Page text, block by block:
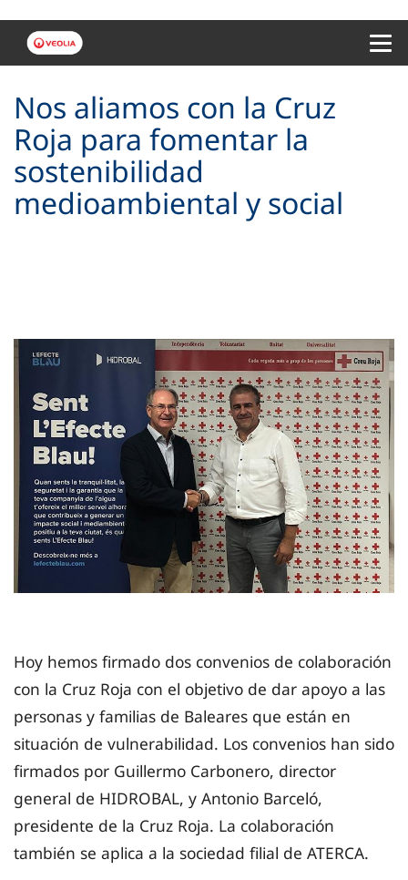
Nos aliamos con la Cruz
Roja para fomentar la
sostenibilidad
medioambiental y social
Hoy hemos firmado dos convenios de colaboración
con la Cruz Roja con el objetivo de dar apoyo a las
personas y familias de Baleares que están en
situación de vulnerabilidad. Los convenios han sido
firmados por Guillermo Carbonero, director
general de HIDROBAL, y Antonio Barceló,
presidente de la Cruz Roja. La colaboración
también se aplica a la sociedad filial de ATERCA.